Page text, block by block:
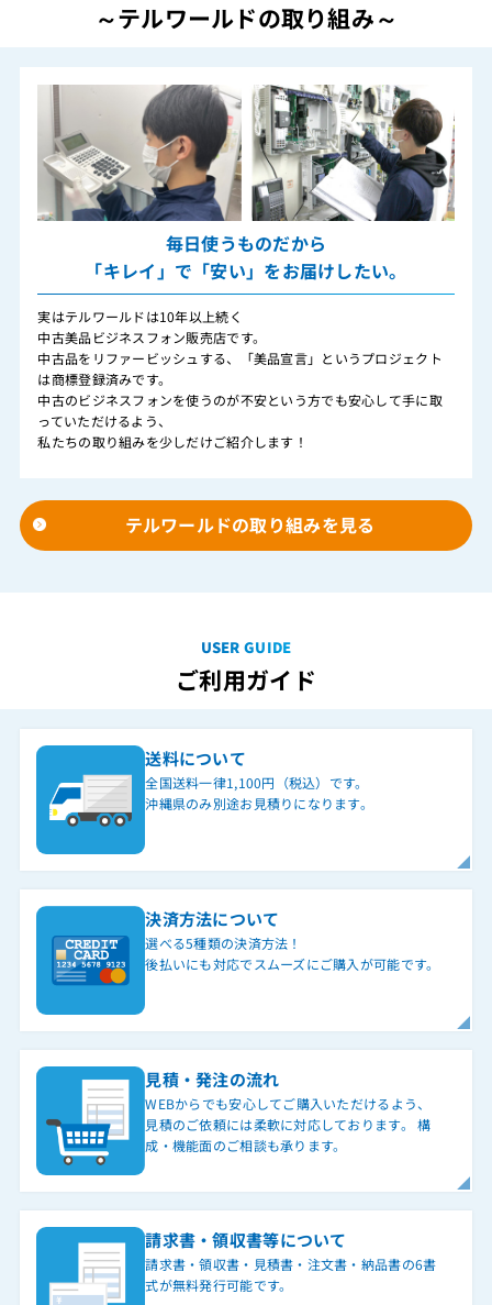
～テルワールドの取り組み～
毎日使うものだから
「キレイ」で「安い」をお届けしたい。
実はテルワールドは10年以上続く
中古美品ビジネスフォン販売店です。
中古品をリファービッシュする、「美品宣言」というプロジェクト
は商標登録済みです。
中古のビジネスフォンを使うのが不安という方でも安心して手に取
っていただけるよう、
私たちの取り組みを少しだけご紹介します！
テルワールドの取り組みを見る
USER GUIDE
ご利用ガイド
送料について
全国送料一律1,100円（税込）です。
沖縄県のみ別途お見積りになります。
決済方法について
選べる5種類の決済方法！
後払いにも対応でスムーズにご購入が可能です。
見積・発注の流れ
WEBからでも安心してご購入いただけるよう、
見積のご依頼には柔軟に対応しております。 構
成・機能面のご相談も承ります。
請求書・領収書等について
請求書・領収書・見積書・注文書・納品書の6書
式が無料発行可能です。